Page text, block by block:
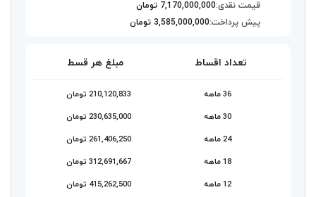
قیمت نقدی:7,170,000,000 تومان
پیش پرداخت:3,585,000,000 تومان
تعداد اقساط مبلغ هر قسط
36 ماهه
210,120,833 تومان
30 ماهه
230,635,000 تومان
24 ماهه
261,406,250 تومان
18 ماهه
312,691,667 تومان
12 ماهه
415,262,500 تومان